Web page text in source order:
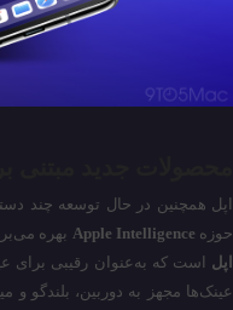
اپل همچنین در حال توسعه چند
حوزه Apple Intelligence بهره‌
اپل
عینک‌ها مجهز به دوربین، بلندگو